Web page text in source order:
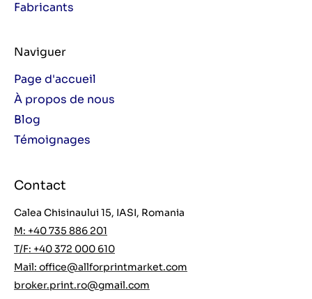
Fabricants
Naviguer
Page d'accueil
À propos de nous
Blog
Témoignages
Contact
Calea Chisinaului 15, IASI, Romania
M: +40 735 886 201
T/F: +40 372 000 610
Mail: office@allforprintmarket.com
broker.print.ro@gmail.com